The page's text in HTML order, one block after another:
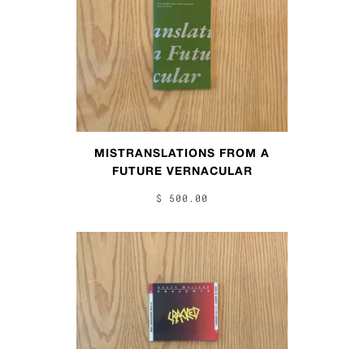
MISTRANSLATIONS FROM A
FUTURE VERNACULAR
$ 500.00